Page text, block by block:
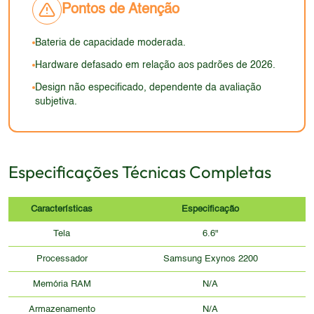
Pontos de Atenção
Bateria de capacidade moderada.
Hardware defasado em relação aos padrões de 2026.
Design não especificado, dependente da avaliação
subjetiva.
Especificações Técnicas Completas
Características Especificação
Tela 6.6"
Processador Samsung Exynos 2200
Memória RAM N/A
Armazenamento N/A